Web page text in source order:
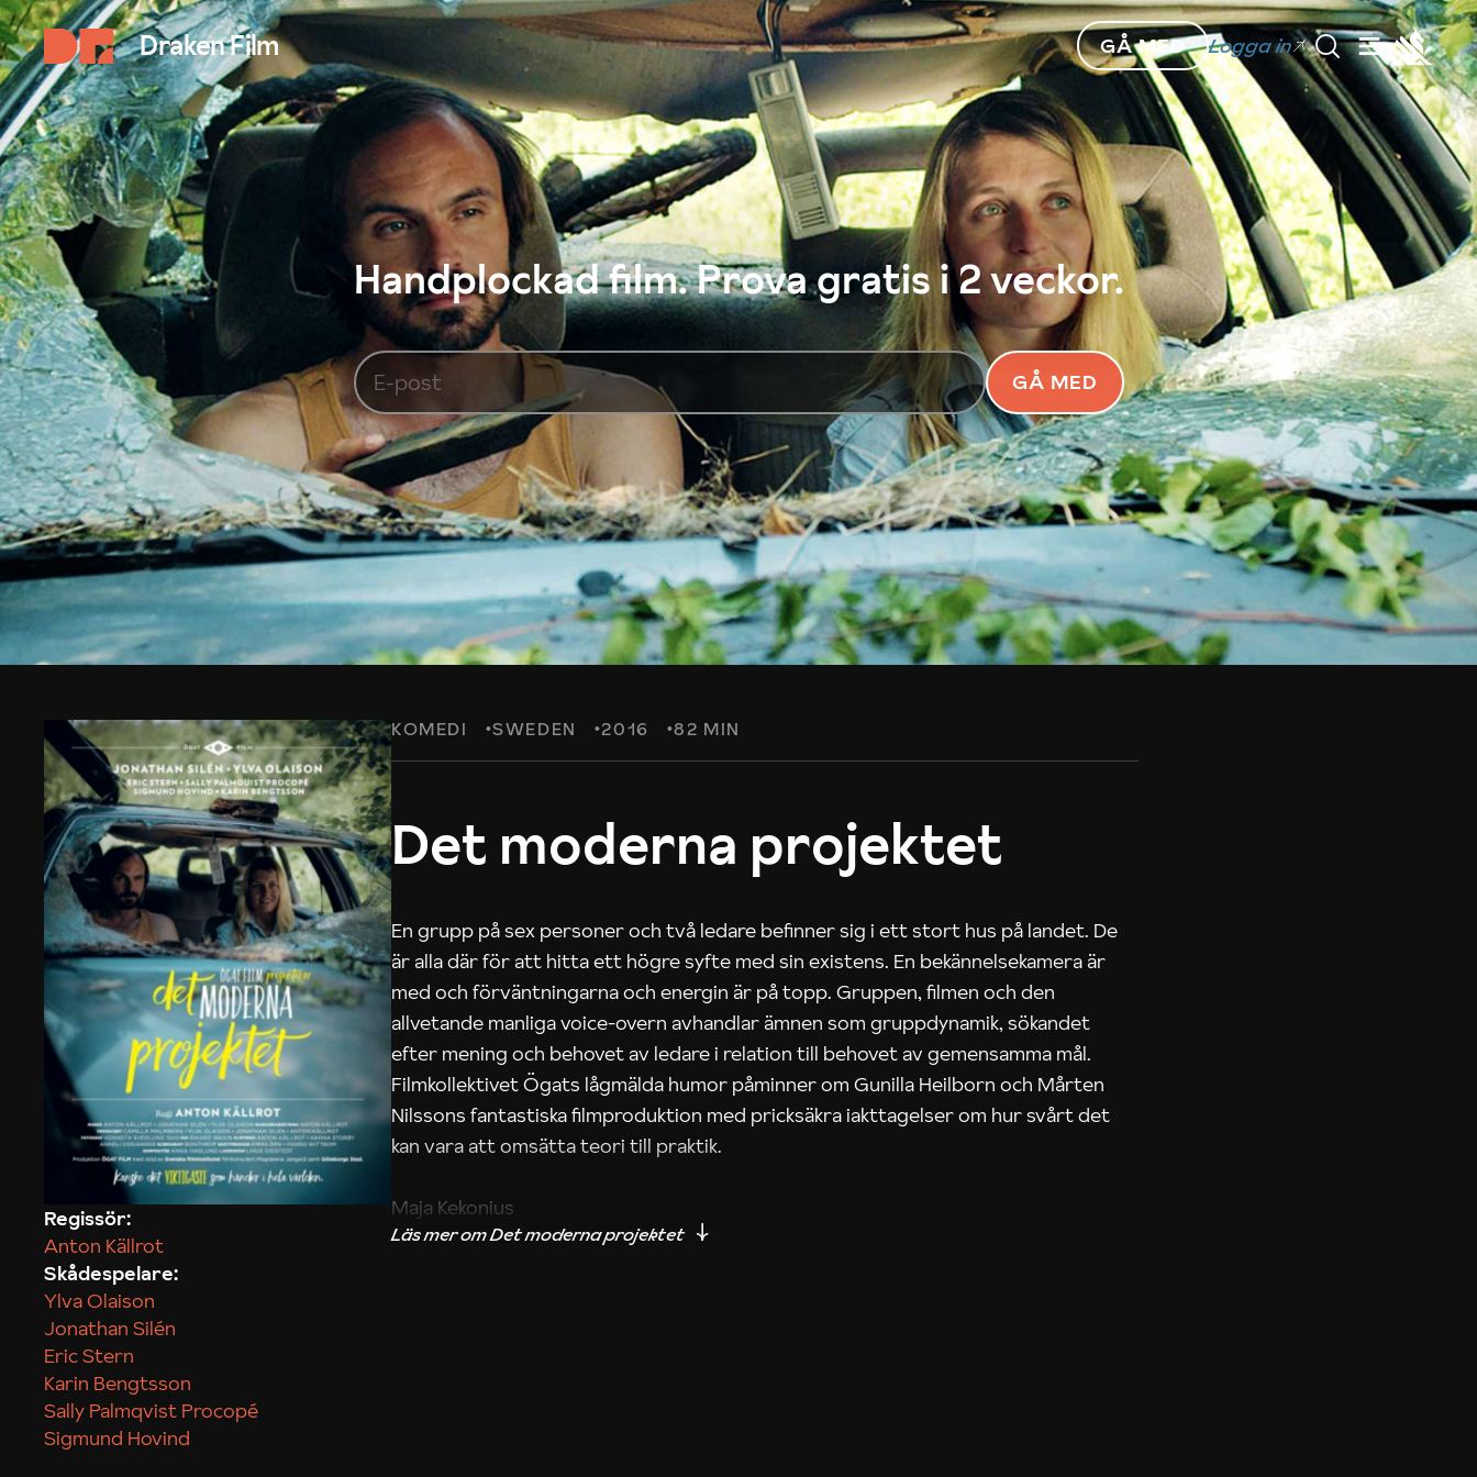
Draken Film GÅ MED Logga in
Handplockad film. Prova gratis i 2 veckor.
GÅ MED
KOMEDI SWEDEN 2016 82 MIN
Det moderna projektet
En grupp på sex personer och två ledare befinner sig i ett stort hus på landet. De
är alla där för att hitta ett högre syfte med sin existens. En bekännelsekamera är
med och förväntningarna och energin är på topp. Gruppen, filmen och den
allvetande manliga voice-overn avhandlar ämnen som gruppdynamik, sökandet
efter mening och behovet av ledare i relation till behovet av gemensamma mål.
Filmkollektivet Ögats lågmälda humor påminner om Gunilla Heilborn och Mårten
Nilssons fantastiska filmproduktion med pricksäkra iakttagelser om hur svårt det
kan vara att omsätta teori till praktik.
Maja Kekonius
Regissör:
Anton Källrot
Skådespelare:
Ylva Olaison
Jonathan Silén
Eric Stern
Karin Bengtsson
Sally Palmqvist Procopé
Sigmund Hovind